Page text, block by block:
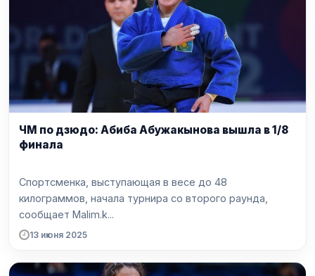
ЧМ по дзюдо: Абиба Абужакынова вышла в 1/8
финала
Спортсменка, выступающая в весе до 48
килограммов, начала турнира со второго раунда,
сообщает Malim.k...
13 июня 2025